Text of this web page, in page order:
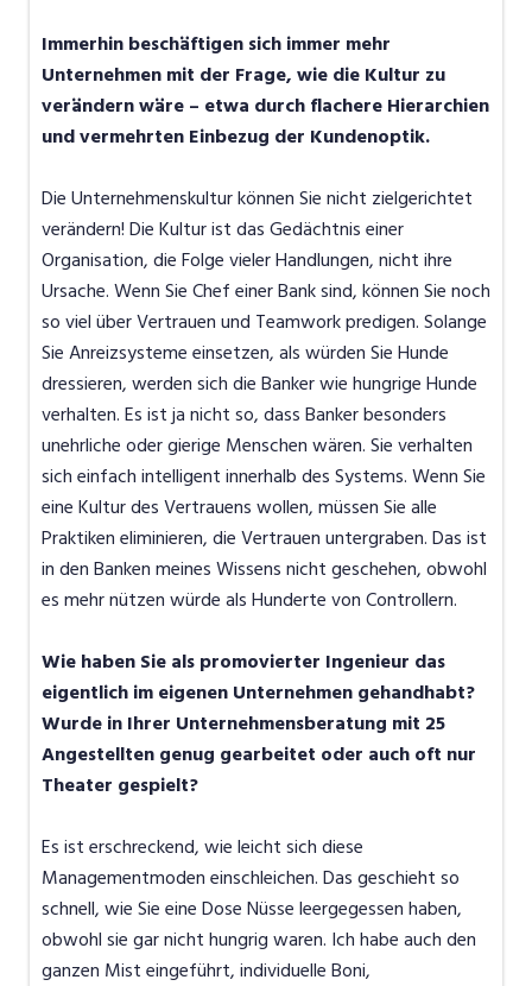
Immerhin beschäftigen sich immer mehr
Unternehmen mit der Frage, wie die Kultur zu
verändern wäre – etwa durch flachere Hierarchien
und vermehrten Einbezug der Kundenoptik.
Die Unternehmenskultur können Sie nicht zielgerichtet
verändern! Die Kultur ist das Gedächtnis einer
Organisation, die Folge vieler Handlungen, nicht ihre
Ursache. Wenn Sie Chef einer Bank sind, können Sie noch
so viel über Vertrauen und Teamwork predigen. Solange
Sie Anreizsysteme einsetzen, als würden Sie Hunde
dressieren, werden sich die Banker wie hungrige Hunde
verhalten. Es ist ja nicht so, dass Banker besonders
unehrliche oder gierige Menschen wären. Sie verhalten
sich einfach intelligent innerhalb des Systems. Wenn Sie
eine Kultur des Vertrauens wollen, müssen Sie alle
Praktiken eliminieren, die Vertrauen untergraben. Das ist
in den Banken meines Wissens nicht geschehen, obwohl
es mehr nützen würde als Hunderte von Controllern.
Wie haben Sie als promovierter Ingenieur das
eigentlich im eigenen Unternehmen gehandhabt?
Wurde in Ihrer Unternehmensberatung mit 25
Angestellten genug gearbeitet oder auch oft nur
Theater gespielt?
Es ist erschreckend, wie leicht sich diese
Managementmoden einschleichen. Das geschieht so
schnell, wie Sie eine Dose Nüsse leergegessen haben,
obwohl sie gar nicht hungrig waren. Ich habe auch den
ganzen Mist eingeführt, individuelle Boni,